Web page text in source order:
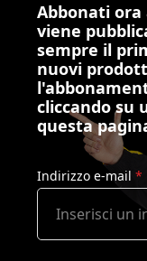
Abbonati
viene
sempre il
nuovi
cliccando su
questa
Indirizzo e-mail *